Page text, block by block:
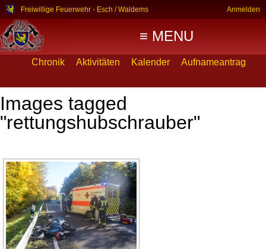
Freiwillige Feuerwehr - Esch / Waldems Anmelden
≡ MENU
Chronik Aktivitäten Kalender Aufnameantrag
Images tagged
"rettungshubschrauber"